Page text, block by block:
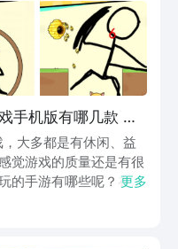
手机版有哪几款 目
大多都是有休闲、益
觉游戏的质量还是有很
的手游有哪些呢？在新
，很多游戏都为玩家带
更多